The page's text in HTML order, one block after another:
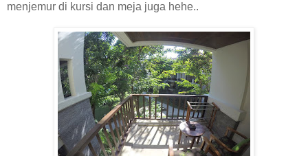
menjemur di kursi dan meja juga hehe..